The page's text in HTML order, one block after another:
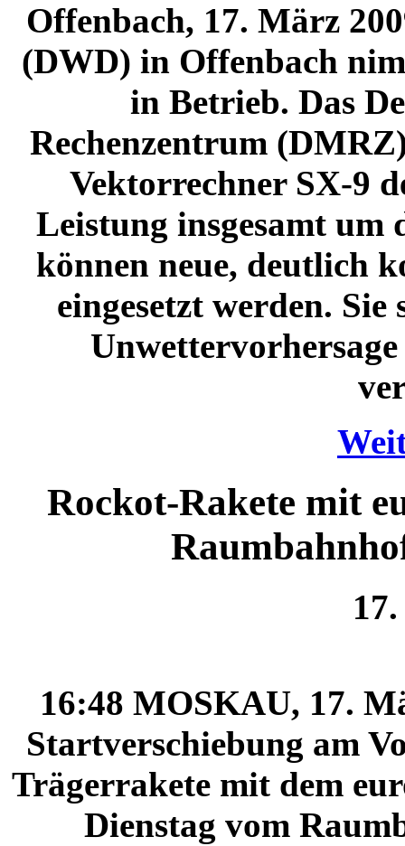
Offenbach, 17. März
(DWD) in Offenbach
in Betrieb. Das
Rechenzentrum
Vektorrechner SX-9
Leistung insgesamt um
können neue, deutlich
eingesetzt werden.
Rockot-Rakete mit
16:48 MOSKAU, 17.
Startverschiebung am
Trägerrakete mit dem
Dienstag vom